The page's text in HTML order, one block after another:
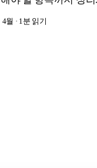
4월 · 1분 읽기